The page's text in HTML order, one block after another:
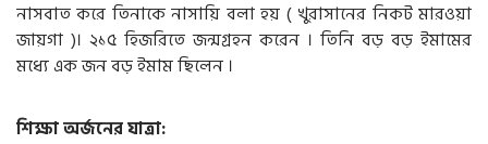
নাসবাত করে তিনাকে নাসায়ি বলা হয় ( খুরাসানের নিকট মারওয়া
জায়গা )। ২১৫ হিজরিতে জন্মগ্রহন করেন । তিনি বড় বড় ইমামের
মধ্যে এক জন বড় ইমাম ছিলেন ।
শিক্ষা অর্জনের যাত্রা: